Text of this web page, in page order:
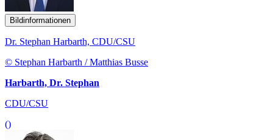
Bildinformationen
Dr. Stephan Harbarth, CDU/CSU
© Stephan Harbarth / Matthias Busse
Harbarth, Dr. Stephan
CDU/CSU
()